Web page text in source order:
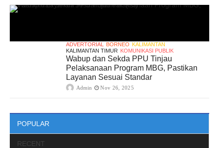
ADVERTORIAL BORNEO KALIMANTAN
KALIMANTAN TIMUR KOMUNIKASI PUBLIK
Wabup dan Sekda PPU Tinjau
Pelaksanaan Program MBG, Pastikan
Layanan Sesuai Standar
Admin Nov 26, 2025
POPULAR
RECENT